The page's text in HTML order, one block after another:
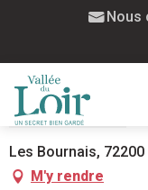
principal
Nous
Les
LES BOURNAIS
MEUBLÉS MAISON
Les Bournais,
M'y rendre